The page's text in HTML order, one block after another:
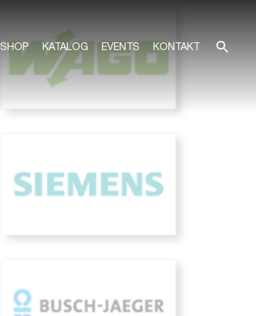
SHOP KATALOG EVENTS KONTAKT